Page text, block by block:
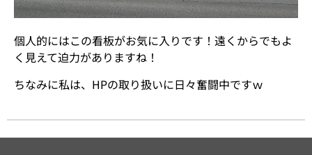
個人的にはこの看板がお気に入りです！遠くからでもよ
く見えて迫力がありますね！
ちなみに私は、HPの取り扱いに日々奮闘中ですｗ